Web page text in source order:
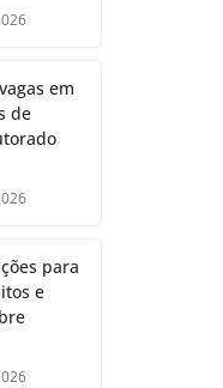
em
de
para
e